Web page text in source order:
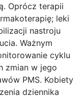
Oprócz terapii
leki
nastroju
Ważnym
cyklu
zmian w jego
PMS. Kobiety
dziennika